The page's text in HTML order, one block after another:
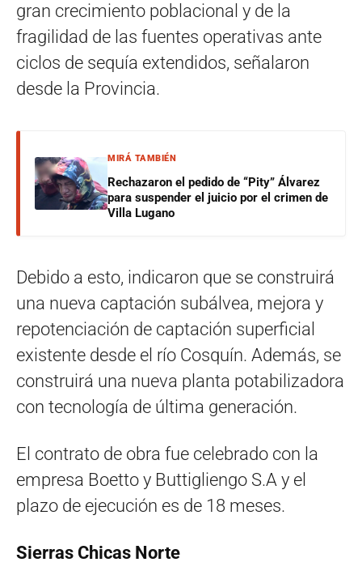
gran crecimiento poblacional y de la
fragilidad de las fuentes operativas ante
ciclos de sequía extendidos, señalaron
desde la Provincia.
MIRÁ TAMBIÉN
Rechazaron el pedido de “Pity” Álvarez
para suspender el juicio por el crimen de
Villa Lugano
Debido a esto, indicaron que se construirá
una nueva captación subálvea, mejora y
repotenciación de captación superficial
existente desde el río Cosquín. Además, se
construirá una nueva planta potabilizadora
con tecnología de última generación.
El contrato de obra fue celebrado con la
empresa Boetto y Buttigliengo S.A y el
plazo de ejecución es de 18 meses.
Sierras Chicas Norte